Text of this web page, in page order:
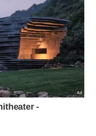
as ilusões e
disponível. Nada
alcance humano
postura firme e